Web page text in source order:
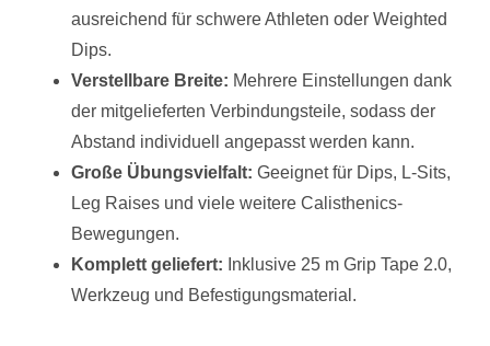
ausreichend für schwere Athleten oder Weighted
Dips.
Verstellbare Breite: Mehrere Einstellungen dank
der mitgelieferten Verbindungsteile, sodass der
Abstand individuell angepasst werden kann.
Große Übungsvielfalt: Geeignet für Dips, L-Sits,
Leg Raises und viele weitere Calisthenics-
Bewegungen.
Komplett geliefert: Inklusive 25 m Grip Tape 2.0,
Werkzeug und Befestigungsmaterial.